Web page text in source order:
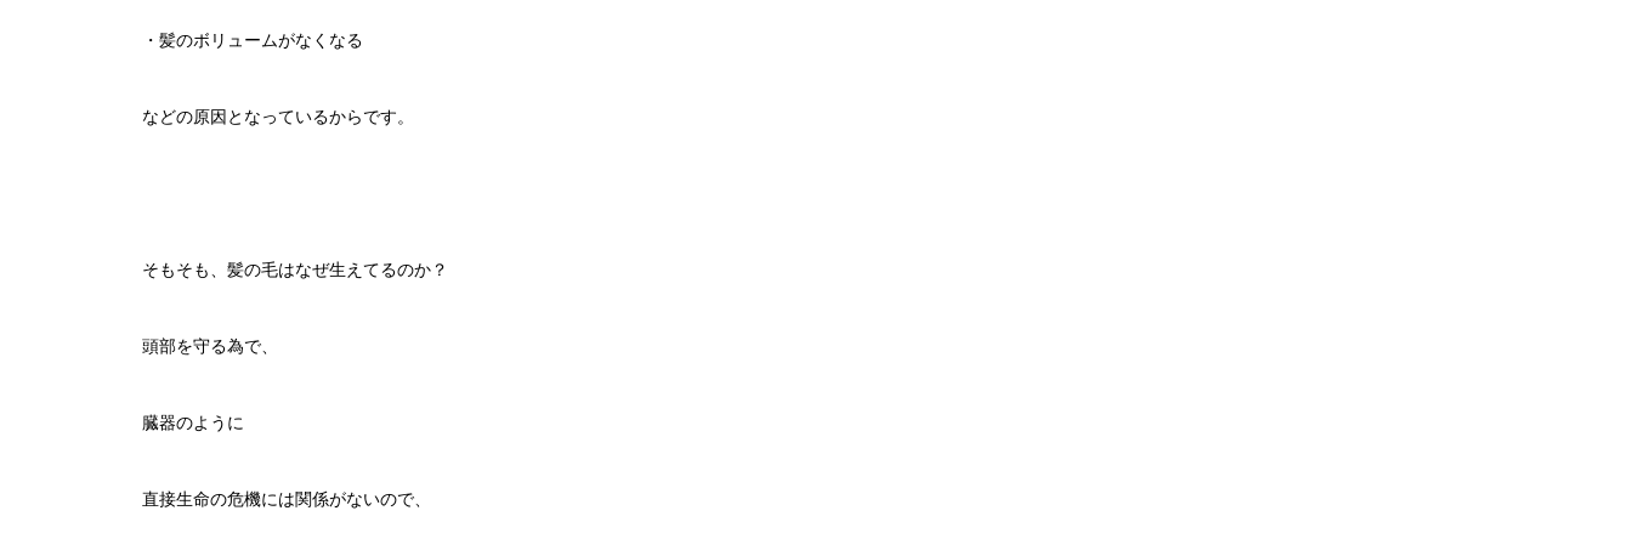
・髪のボリュームがなくなる
などの原因となっているからです。
そもそも、髪の毛はなぜ生えてるのか？
頭部を守る為で、
臓器のように
直接生命の危機には関係がないので、